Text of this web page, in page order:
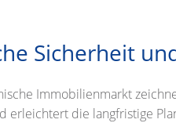
Sicherheit
Immobilienmarkt
erleichtert die langfristige